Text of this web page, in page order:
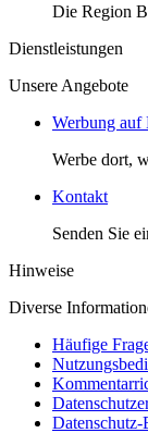
Die Region
Dienstleistungen
Unsere Angebote
Werbung
Werbe dort,
Kontakt
Senden Sie
Hinweise
Diverse
Häufige
Datenschutz-